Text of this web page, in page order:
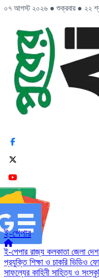
০৭ আগস্ট ২০২৬ ● শুক্রবার ● ২২
ই-পেপার
ই-পেপার রাজ্য কলকাতা জেলা দেশ
প্রযুক্তি শিক্ষা ও চাকরি ভিডিও
সাফল্যের কাহিনী সাহিত্য ও